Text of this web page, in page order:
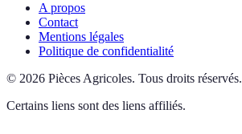
A propos
Contact
Mentions légales
Politique de confidentialité
© 2026 Pièces Agricoles. Tous droits réservés.
Certains liens sont des liens affiliés.